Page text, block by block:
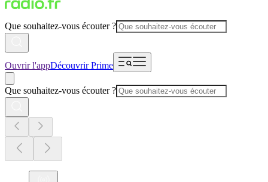
Que souhaitez-vous écouter ?
Ouvrir l'appDécouvrir Prime
Que souhaitez-vous écouter ?